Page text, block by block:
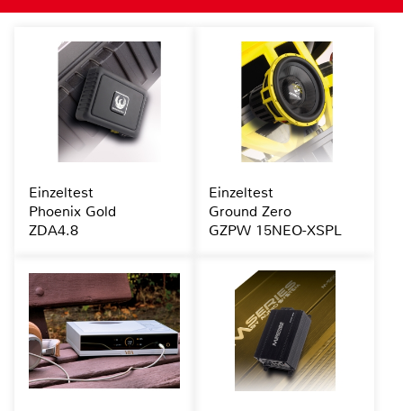
Einzeltest
Phoenix Gold
ZDA4.8
Einzeltest
Ground Zero
GZPW 15NEO-XSPL